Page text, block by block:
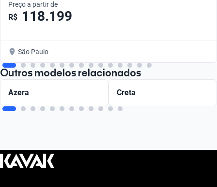
Preço a partir de
R$ 118.199
São Paulo
Outros modelos relacionados
Azera Creta